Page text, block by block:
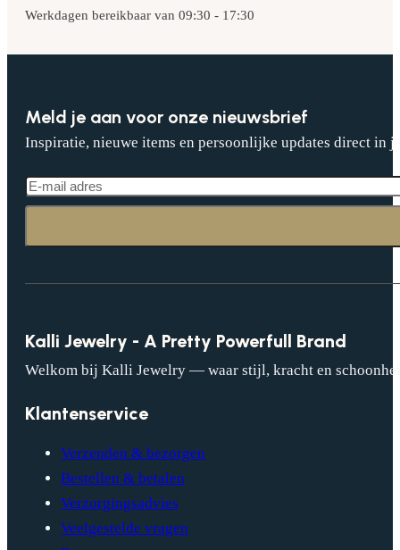
Werkdagen bereikbaar van 09:30 - 17:30
Meld je aan voor onze nieuwsbrief
Inspiratie, nieuwe items en persoonlijke updates direct in
Kalli Jewelry - A Pretty Powerfull Brand
Welkom bij Kalli Jewelry — waar stijl, kracht en
Klantenservice
Verzenden & bezorgen
Bestellen & betalen
Verzorgingsadvies
Veelgestelde vragen